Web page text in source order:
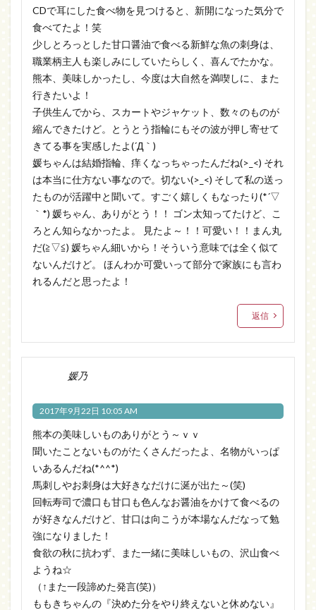
CDで耳にした食べ物を見つけると、新開になった気分で
食べてたよ！笑
少しとろっとした甘口醤油で食べる新鮮な魚の刺身は、
職業柄主人も楽しみにしていたらしく、喜んでたかな。
熊本、美味しかったし、今度は大自然を満喫しに、また
行きたいよ！
子供生んでから、スカートやジャケット、数々のものが
縮んできたけど。とうとう指輪にもその波が押し寄せて
きてる事を実感したよ(´Д｀)
媛ちゃんは結婚指輪、痒くなっちゃったんだね(>_<) それ
は本当に仕方ない事なので。切ない(>_<) そして私の送っ
たものが活躍中と聞いて。すごく嬉しくもなったり(*´▽
｀*) 媛ちゃん、ありがとう！！ ゴン太知ってたけど、こ
ろとん知らなかったよ。 見たよ～！！可愛い！！まん丸
だ(≧▽≦) 媛ちゃん細いから！そういう意味では全く似て
ないんだけど。 ほんわか可愛いって部分で家族にも言わ
れるんだと思ったよ！
返信
媛乃
2017年9月22日 10:05 AM
熊本の美味しいものありがとう～ｖｖ
聞いたことないものがたくさんだったよ、名物がいっぱ
いあるんだね(*^^*)
馬刺しやお刺身は大好きなだけに涎が出た～(笑)
回転寿司で濃口も甘口も色んなお醤油をかけて食べるの
が好きなんだけど、甘口は向こうが本場なんだなって勉
強になりました！
食欲の秋に抗わず、また一緒に美味しいもの、沢山食べ
ようね☆
（↑また一段諦めた発言(笑)）
ももきちゃんの『決めた分をやり終えないと休めない』